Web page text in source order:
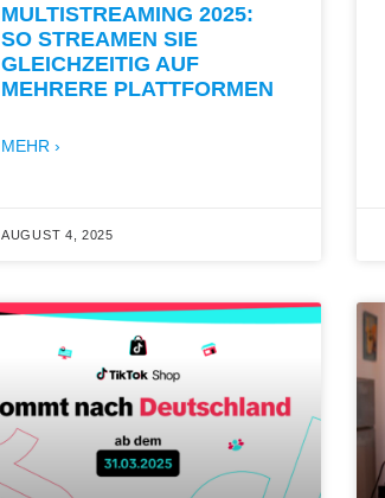
MULTISTREAMING 2025:
SO STREAMEN SIE
GLEICHZEITIG AUF
MEHRERE PLATTFORMEN
MEHR ›
AUGUST 4, 2025